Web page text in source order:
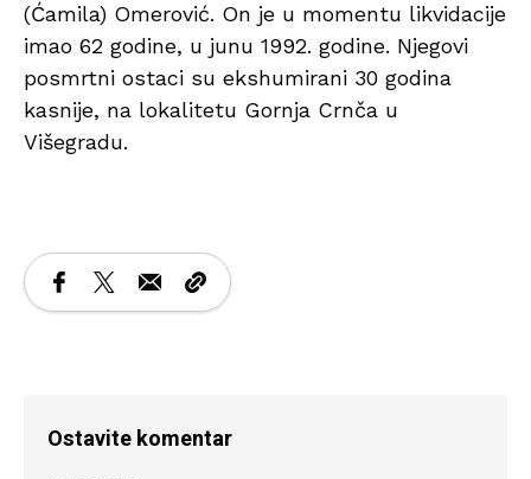
(Ćamila) Omerović. On je u momentu likvidacije
imao 62 godine, u junu 1992. godine. Njegovi
posmrtni ostaci su ekshumirani 30 godina
kasnije, na lokalitetu Gornja Crnča u
Višegradu. ​​​​​​​
Ostavite komentar